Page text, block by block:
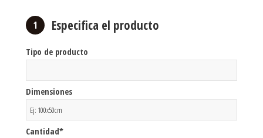
1 Especifica el producto
Tipo de producto
Dimensiones
Cantidad*